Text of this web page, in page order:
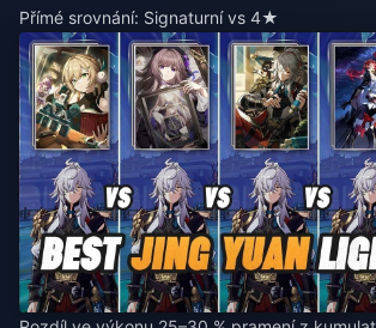
Přímé srovnání: Signaturní vs 4★